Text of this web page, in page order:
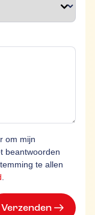
om mijn
beantwoorden
te allen
Verzenden